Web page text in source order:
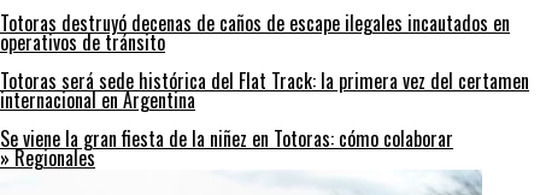
Totoras destruyó decenas de caños de escape ilegales incautados en
operativos de tránsito
Totoras será sede histórica del Flat Track: la primera vez del certamen
internacional en Argentina
Se viene la gran fiesta de la niñez en Totoras: cómo colaborar
» Regionales